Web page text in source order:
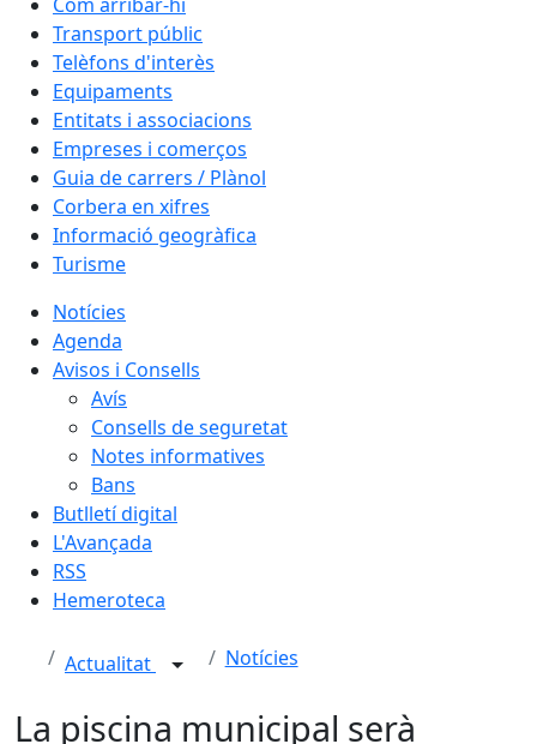
Transport públic
Telèfons d'interès
Equipaments
Entitats i associacions
Empreses i comerços
Guia de carrers / Plànol
Corbera en xifres
Informació geogràfica
Turisme
Notícies
Agenda
Avisos i Consells
Avís
Consells de seguretat
Notes informatives
Bans
Butlletí digital
L'Avançada
RSS
Hemeroteca
Actualitat Notícies
La piscina municipal serà